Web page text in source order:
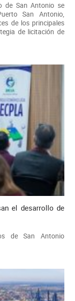
de San Antonio se
San Antonio,
de los principales
de licitación de
el desarrollo de
de San Antonio